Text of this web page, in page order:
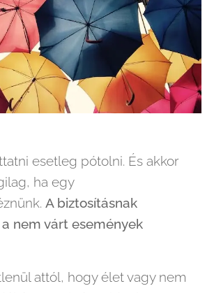
esetleg pótolni. És akkor
ha egy
A biztosításnak
nem várt események
attól, hogy élet vagy nem